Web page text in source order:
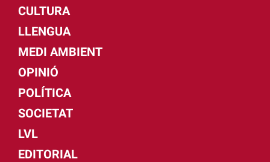
CULTURA
LLENGUA
MEDI AMBIENT
OPINIÓ
POLÍTICA
SOCIETAT
LVL
EDITORIAL